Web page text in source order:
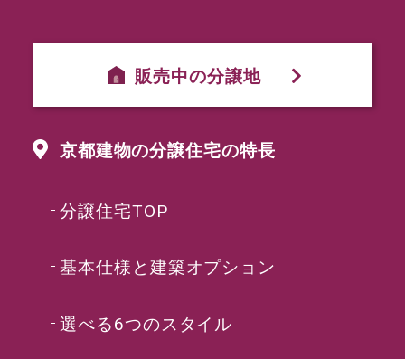
販売中の分譲地
京都建物の分譲住宅の特長
分譲住宅TOP
基本仕様と建築オプション
選べる6つのスタイル